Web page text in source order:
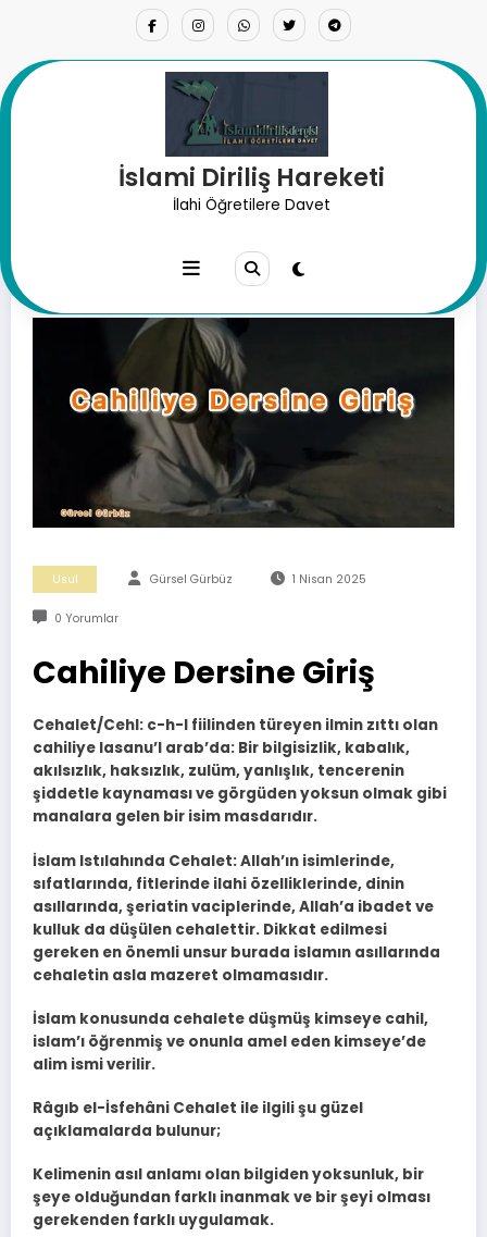
İslami Diriliş Hareketi
İlahi Öğretilere Davet
Cahiliye Dersine Giriş
Usul Gürsel Gürbüz 1 Nisan 2025
0 Yorumlar
Cahiliye Dersine Giriş
Cehalet/Cehl: c-h-l fiilinden türeyen ilmin zıttı olan
cahiliye lasanu’l arab’da: Bir bilgisizlik, kabalık,
akılsızlık, haksızlık, zulüm, yanlışlık, tencerenin
şiddetle kaynaması ve görgüden yoksun olmak gibi
manalara gelen bir isim masdarıdır.
İslam Istılahında Cehalet: Allah’ın isimlerinde,
sıfatlarında, fitlerinde ilahi özelliklerinde, dinin
asıllarında, şeriatin vaciplerinde, Allah’a ibadet ve
kulluk da düşülen cehalettir. Dikkat edilmesi
gereken en önemli unsur burada islamın asıllarında
cehaletin asla mazeret olmamasıdır.
İslam konusunda cehalete düşmüş kimseye cahil,
islam’ı öğrenmiş ve onunla amel eden kimseye’de
alim ismi verilir.
Râgıb el-İsfehâni Cehalet ile ilgili şu güzel
açıklamalarda bulunur;
Kelimenin asıl anlamı olan bilgiden yoksunluk, bir
şeye olduğundan farklı inanmak ve bir şeyi olması
gerekenden farklı uygulamak.